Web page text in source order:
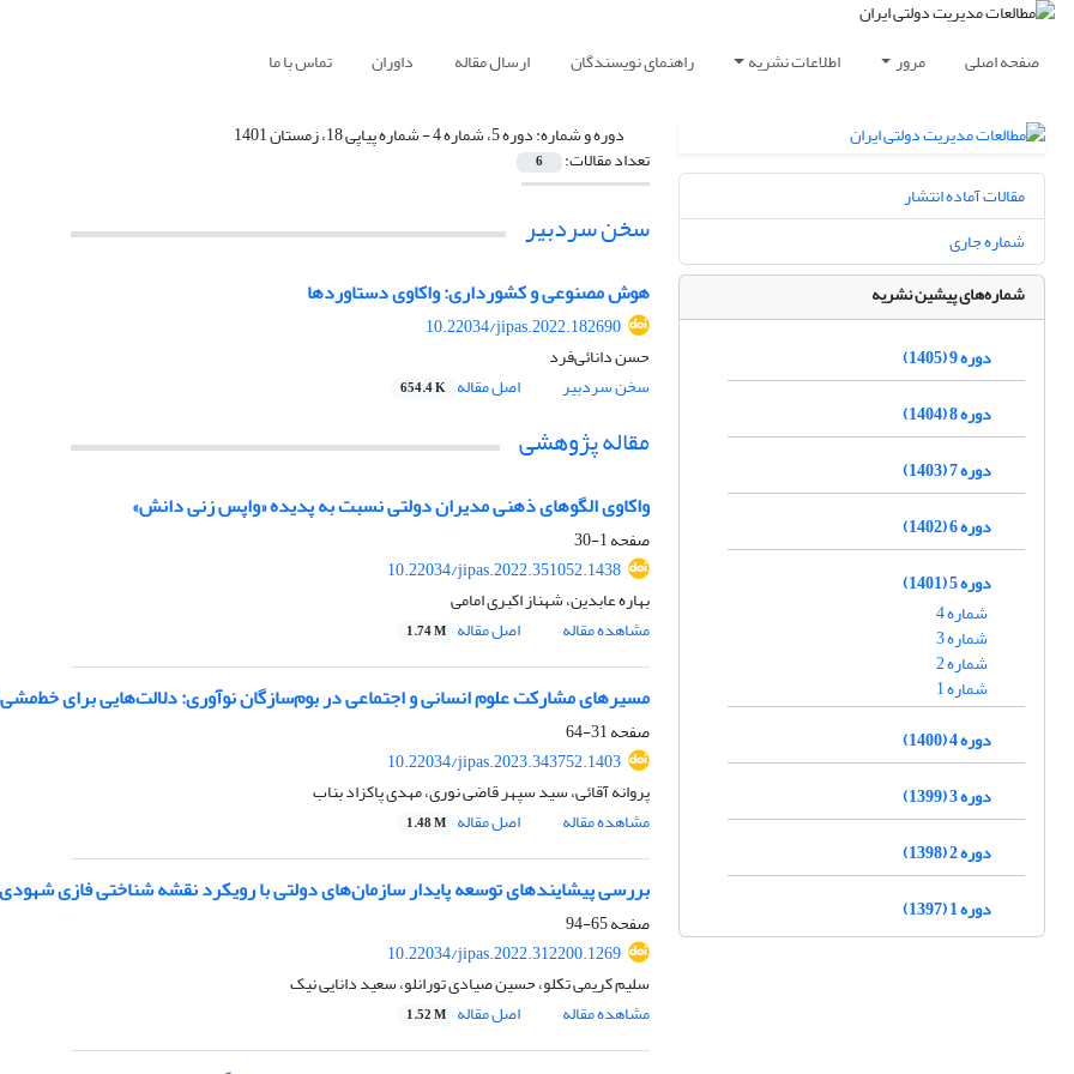
صفحه اصلی مرور اطلاعات نشریه راهنمای نویسندگان ارسال مقاله داوران تماس با ما
دوره و شماره:دوره 5، شماره 4 - شماره پیاپی 18، زمستان 1401
تعداد مقالات: 6
سخن سردبیر
هوش مصنوعی و کشورداری: واکاوی دستاوردها
10.22034/jipas.2022.182690
حسن دانائی‌فرد
سخن سردبیر
اصل مقاله 654.4 K
مقاله پژوهشی
واکاوی الگوهای ذهنی مدیران دولتی نسبت به پدیده «واپس زنی دانش»
صفحه1-30
10.22034/jipas.2022.351052.1438
بهاره عابدین، شهناز اکبری امامی
مشاهده مقاله
اصل مقاله 1.74 M
مسیرهای مشارکت علوم انسانی و اجتماعی در بوم‌سازگان نوآوری: دلالت‌هایی برای
صفحه31-64
10.22034/jipas.2023.343752.1403
پروانه آقائی، سید سپهر قاضی نوری، مهدی پاکزاد بناب
مشاهده مقاله
اصل مقاله 1.48 M
بررسی پیشایندهای توسعه پایدار سازمان‌های دولتی با رویکرد نقشه‌ شناختی فازی شهودی
صفحه65-94
10.22034/jipas.2022.312200.1269
سلیم کریمی تکلو، حسین صیادی تورانلو، سعید دانایی نیک
مشاهده مقاله
اصل مقاله 1.52 M
مقالات آماده انتشار
شماره جاری
شماره‌های پیشین نشریه
دوره 9 (1405)
دوره 8 (1404)
دوره 7 (1403)
دوره 6 (1402)
دوره 5 (1401)
شماره 4
شماره 3
شماره 2
شماره 1
دوره 4 (1400)
دوره 3 (1399)
دوره 2 (1398)
دوره 1 (1397)